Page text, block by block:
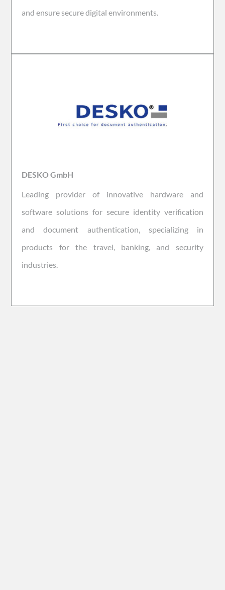
and ensure secure digital environments.
DESKO GmbH
Leading provider of innovative hardware and
software solutions for secure identity verification
and document authentication, specializing in
products for the travel, banking, and security
industries.